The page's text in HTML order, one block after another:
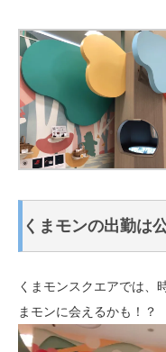
くまモンの出勤は
くまモンスクエアでは、
まモンに会えるかも！？